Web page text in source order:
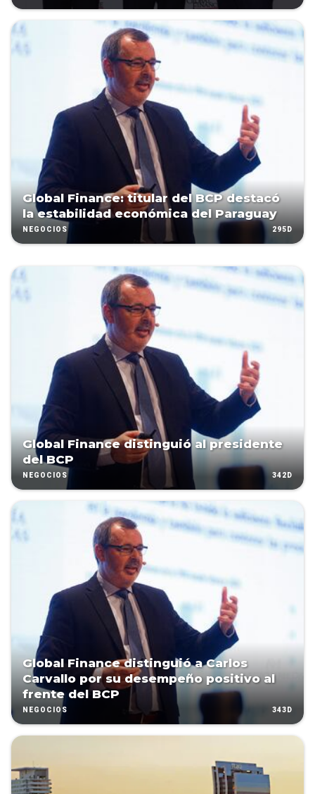
Global Finance: titular del BCP destacó
la estabilidad económica del Paraguay
NEGOCIOS 295D
Global Finance distinguió al presidente
del BCP
NEGOCIOS 342D
Global Finance distinguió a Carlos
Carvallo por su desempeño positivo al
frente del BCP
NEGOCIOS 343D